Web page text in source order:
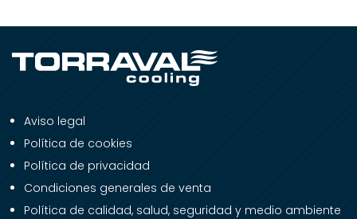
Aviso legal
Política de cookies
Política de privacidad
Condiciones generales de venta
Política de calidad, salud, seguridad y medio ambiente